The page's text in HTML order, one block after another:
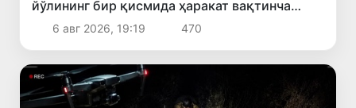
йўлининг бир қисмида ҳаракат вақтинча
чекланади
6 авг 2026, 19:19 470